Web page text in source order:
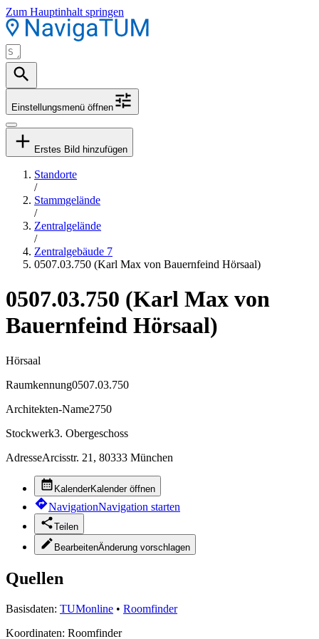
Zum Hauptinhalt springen
Einstellungsmenü öffnen
Erstes Bild hinzufügen
Standorte
/
Stammgelände
/
Zentralgelände
/
Zentralgebäude 7
0507.03.750 (Karl Max von Bauernfeind Hörsaal)
0507.03.750 (Karl Max von
Bauernfeind Hörsaal)
Hörsaal
Raumkennung0507.03.750
Architekten-Name2750
Stockwerk3. Obergeschoss
AdresseArcisstr. 21, 80333 München
KalenderKalender öffnen
NavigationNavigation starten
Teilen
BearbeitenÄnderung vorschlagen
Quellen
Basisdaten: TUMonline • Roomfinder
Koordinaten: Roomfinder